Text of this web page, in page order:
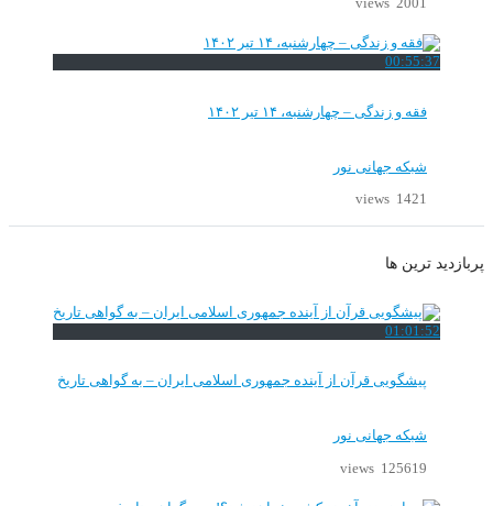
2001 views
00:55:37
فقه و زندگی – چهارشنبه، ۱۴ تیر ۱۴۰۲
شبکه جهانی نور
1421 views
پربازدید ترین ها
01:01:52
پیشگویی قرآن از آینده جمهوری اسلامی ایران – به گواهی تاریخ
شبکه جهانی نور
125619 views